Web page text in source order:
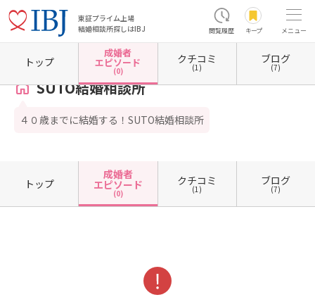
東証プライム上場
結婚相談所探しはIBJ
閲覧履歴 キープ メニュー
ホーム 東京都の結婚相談所 東京都文京区 SUTO結婚相談所 成婚者エピソード一覧
SUTO結婚相談所
４０歳までに結婚する！SUTO結婚相談所
トップ
成婚者
エピソード
(0)
クチコミ
(1)
ブログ
(7)
トップ
成婚者
エピソード
(0)
クチコミ
(1)
ブログ
(7)